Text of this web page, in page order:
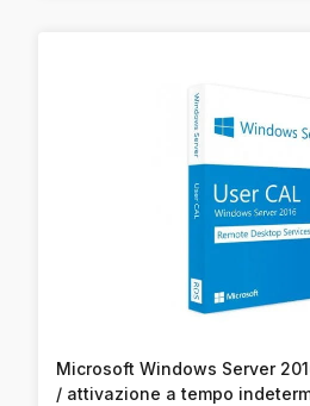
Microsoft Windows Server
/ attivazione a tempo